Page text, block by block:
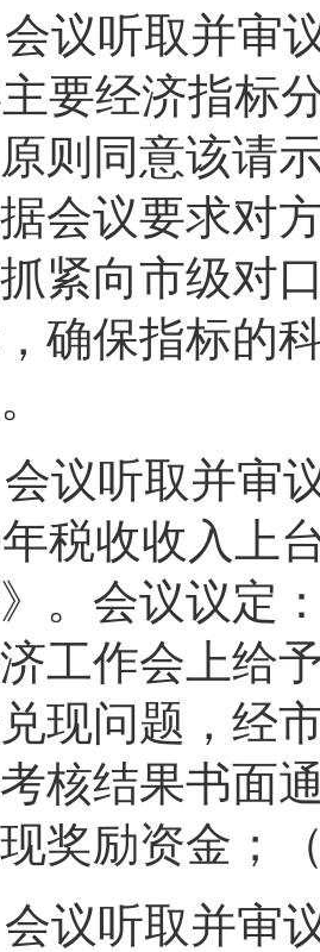
议听取并审
要经济指标
原则同意该请
会议要求对
紧向市级对
确保指标的
议听取并审
年税收收入上
。会议议定
工作会上给
现问题，经
核结果书面
奖励资金；
会议听取并审